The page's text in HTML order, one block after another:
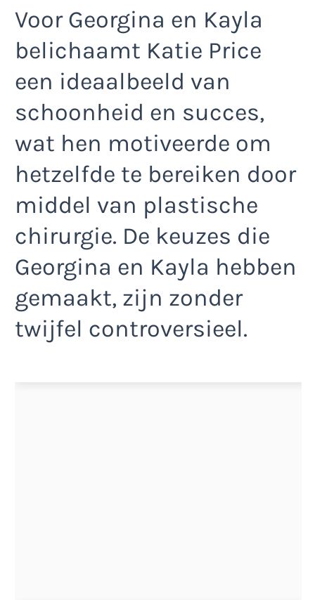
Voor Georgina en Kayla
belichaamt Katie Price
een ideaalbeeld van
schoonheid en succes,
wat hen motiveerde om
hetzelfde te bereiken door
middel van plastische
chirurgie. De keuzes die
Georgina en Kayla hebben
gemaakt, zijn zonder
twijfel controversieel.